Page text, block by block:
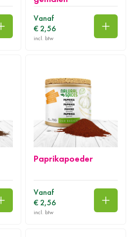
In winkelwagen
Vanaf
€ 2,56
In
In winkelwagen
Paprikapoeder
Vanaf
€ 2,56
In